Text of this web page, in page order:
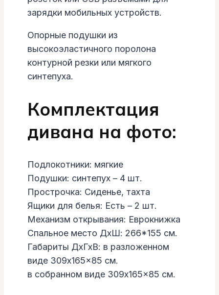
зарядки мобильных устройств.
Опорные подушки из
высокоэластичного поролона
контурной резки или мягкого
синтепуха.
Комплектация
дивана на фото:
Подлокотники: мягкие
Подушки: синтепух – 4 шт.
Прострочка: Сиденье, тахта
Ящики для белья: Есть – 2 шт.
Механизм открывания: Еврокнижка
Спальное место ДхШ: 266*155 см.
Габариты ДхГхВ: в разложенном
виде 309x165x85 см.
в собранном виде 309x165x85 см.